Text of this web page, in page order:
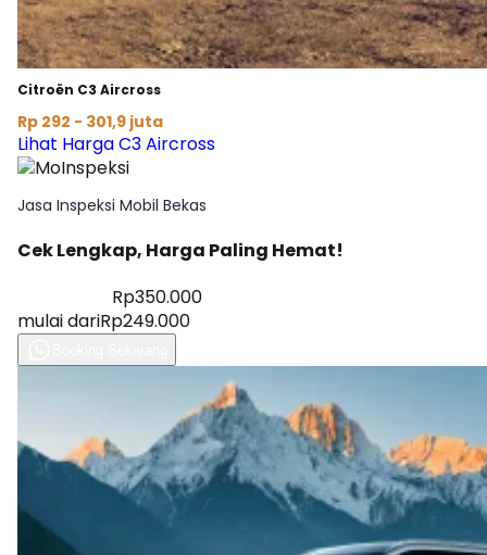
Citroën C3 Aircross
Rp 292 - 301,9 juta
Lihat Harga C3 Aircross
Jasa Inspeksi Mobil Bekas
Cek Lengkap, Harga Paling Hemat!
Rp350.000
mulai dariRp249.000